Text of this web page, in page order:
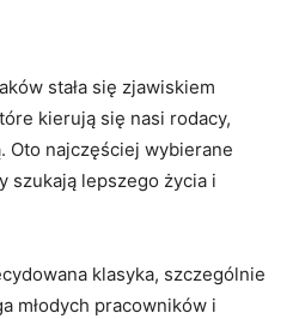
stała się zjawiskiem
kierują się nasi rodacy,
Oto najczęściej wybierane
szukają lepszego życia i
klasyka, szczególnie
młodych pracowników i